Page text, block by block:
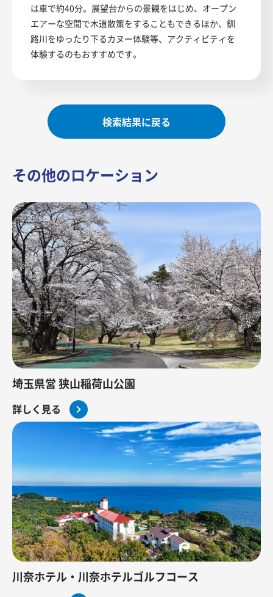
は車で約40分。展望台からの景観をはじめ、オープン
エアーな空間で木道散策をすることもできるほか、釧
路川をゆったり下るカヌー体験等、アクティビティを
体験するのもおすすめです。
検索結果に戻る
その他のロケーション
埼玉県営 狭山稲荷山公園
詳しく見る
川奈ホテル・川奈ホテルゴルフコース